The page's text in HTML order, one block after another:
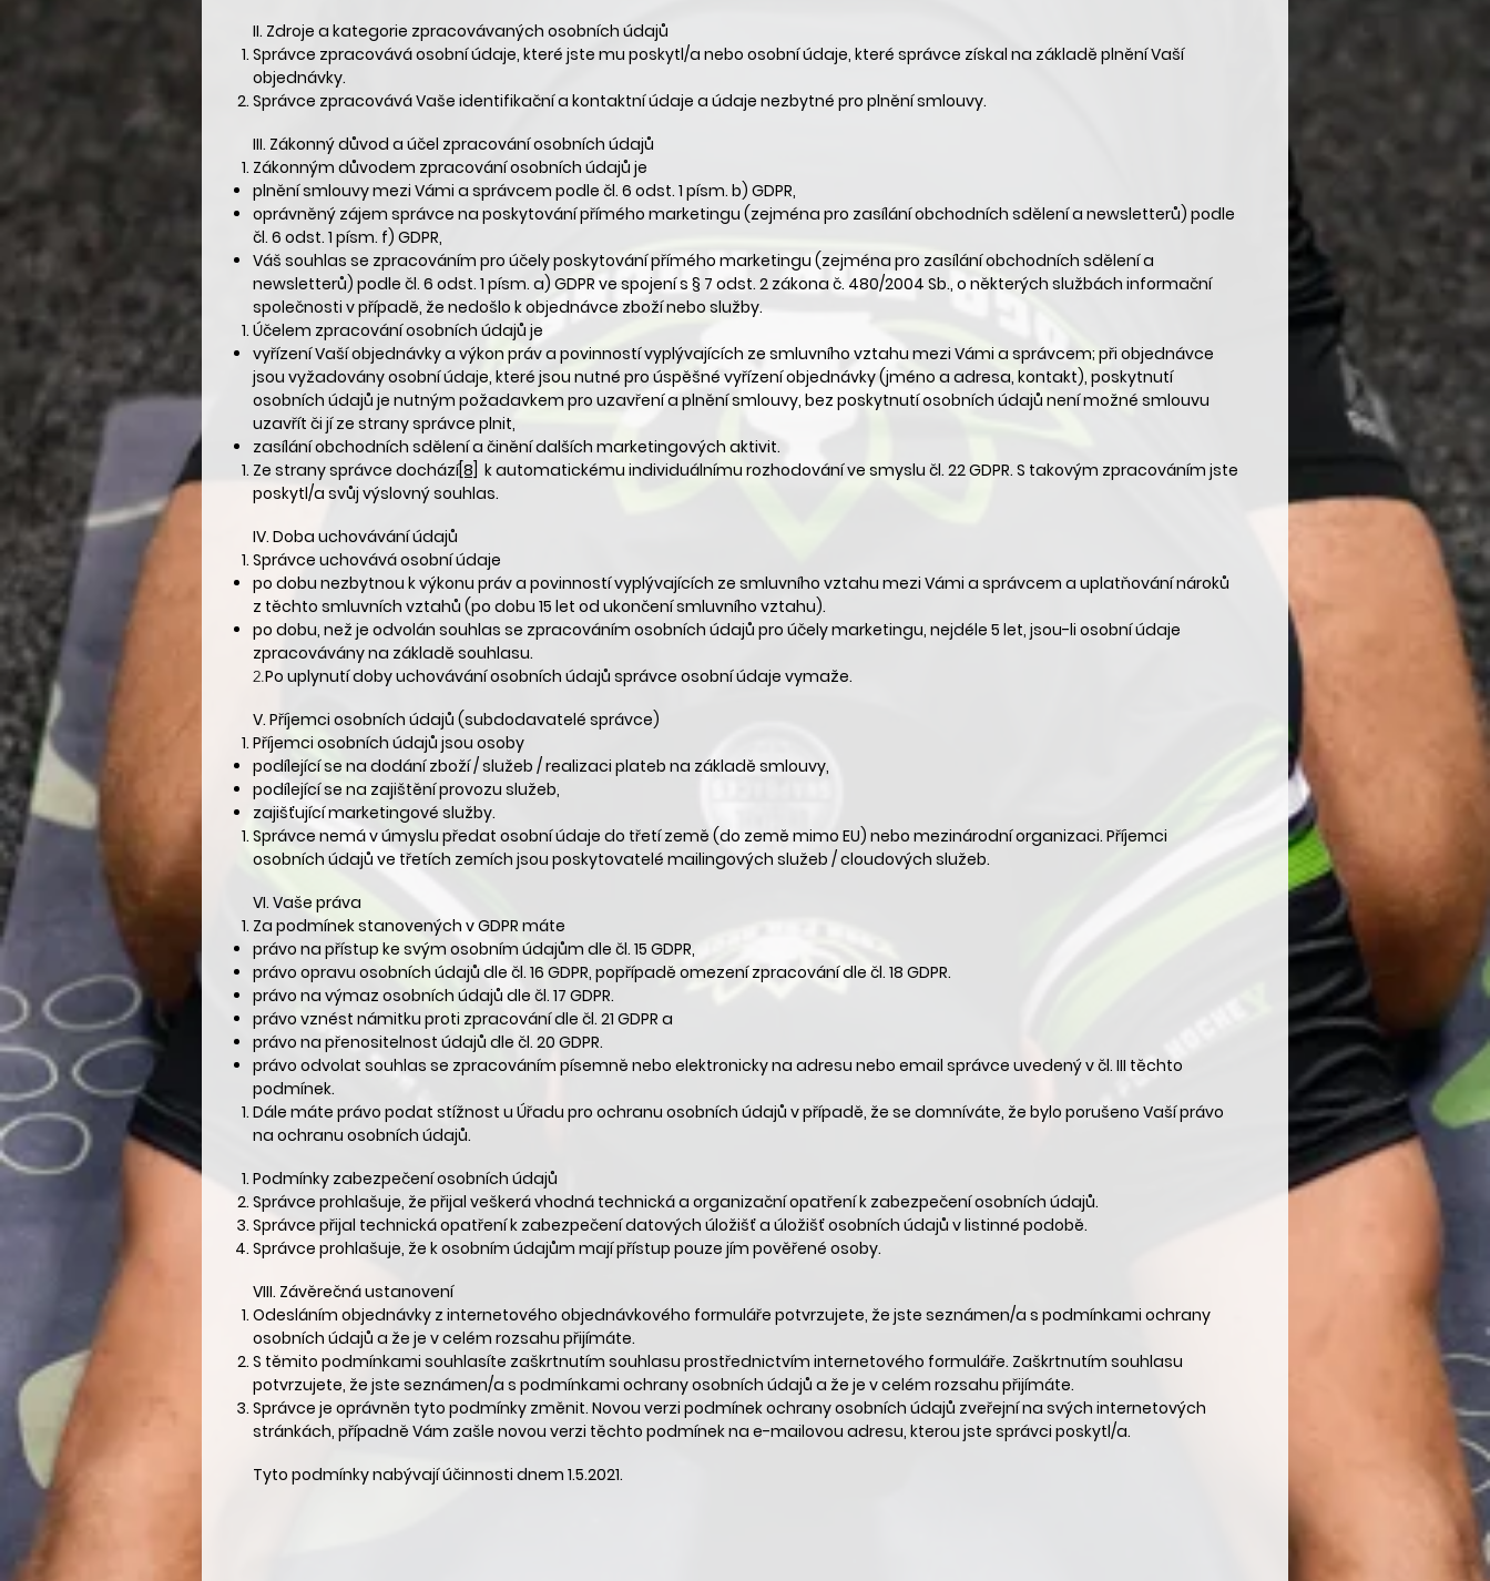
II. Zdroje a kategorie zpracovávaných osobních údajů
Správce zpracovává osobní údaje, které jste mu poskytl/a nebo osobní údaje, které správce získal na základě plnění Vaší
objednávky.
Správce zpracovává Vaše identifikační a kontaktní údaje a údaje nezbytné pro plnění smlouvy.
III. Zákonný důvod a účel zpracování osobních údajů
Zákonným důvodem zpracování osobních údajů je
plnění smlouvy mezi Vámi a správcem podle čl. 6 odst. 1 písm. b) GDPR,
oprávněný zájem správce na poskytování přímého marketingu (zejména pro zasílání obchodních sdělení a newsletterů) podle
čl. 6 odst. 1 písm. f) GDPR,
Váš souhlas se zpracováním pro účely poskytování přímého marketingu (zejména pro zasílání obchodních sdělení a
newsletterů) podle čl. 6 odst. 1 písm. a) GDPR ve spojení s § 7 odst. 2 zákona č. 480/2004 Sb., o některých službách informační
společnosti v případě, že nedošlo k objednávce zboží nebo služby.
Účelem zpracování osobních údajů je
vyřízení Vaší objednávky a výkon práv a povinností vyplývajících ze smluvního vztahu mezi Vámi a správcem; při objednávce
jsou vyžadovány osobní údaje, které jsou nutné pro úspěšné vyřízení objednávky (jméno a adresa, kontakt), poskytnutí
osobních údajů je nutným požadavkem pro uzavření a plnění smlouvy, bez poskytnutí osobních údajů není možné smlouvu
uzavřít či jí ze strany správce plnit,
zasílání obchodních sdělení a činění dalších marketingových aktivit.
Ze strany správce dochází[8] k automatickému individuálnímu rozhodování ve smyslu čl. 22 GDPR. S takovým zpracováním jste
poskytl/a svůj výslovný souhlas.
IV. Doba uchovávání údajů
Správce uchovává osobní údaje
po dobu nezbytnou k výkonu práv a povinností vyplývajících ze smluvního vztahu mezi Vámi a správcem a uplatňování nároků
z těchto smluvních vztahů (po dobu 15 let od ukončení smluvního vztahu).
po dobu, než je odvolán souhlas se zpracováním osobních údajů pro účely marketingu, nejdéle 5 let, jsou-li osobní údaje
zpracovávány na základě souhlasu.
2.Po uplynutí doby uchovávání osobních údajů správce osobní údaje vymaže.
V. Příjemci osobních údajů (subdodavatelé správce)
Příjemci osobních údajů jsou osoby
podílející se na dodání zboží / služeb / realizaci plateb na základě smlouvy,
podílející se na zajištění provozu služeb,
zajišťující marketingové služby.
Správce nemá v úmyslu předat osobní údaje do třetí země (do země mimo EU) nebo mezinárodní organizaci. Příjemci
osobních údajů ve třetích zemích jsou poskytovatelé mailingových služeb / cloudových služeb.
VI. Vaše práva
Za podmínek stanovených v GDPR máte
právo na přístup ke svým osobním údajům dle čl. 15 GDPR,
právo opravu osobních údajů dle čl. 16 GDPR, popřípadě omezení zpracování dle čl. 18 GDPR.
právo na výmaz osobních údajů dle čl. 17 GDPR.
právo vznést námitku proti zpracování dle čl. 21 GDPR a
právo na přenositelnost údajů dle čl. 20 GDPR.
právo odvolat souhlas se zpracováním písemně nebo elektronicky na adresu nebo email správce uvedený v čl. III těchto
podmínek.
Dále máte právo podat stížnost u Úřadu pro ochranu osobních údajů v případě, že se domníváte, že bylo porušeno Vaší právo
na ochranu osobních údajů.
Podmínky zabezpečení osobních údajů
Správce prohlašuje, že přijal veškerá vhodná technická a organizační opatření k zabezpečení osobních údajů.
Správce přijal technická opatření k zabezpečení datových úložišť a úložišť osobních údajů v listinné podobě.
Správce prohlašuje, že k osobním údajům mají přístup pouze jím pověřené osoby.
VIII. Závěrečná ustanovení
Odesláním objednávky z internetového objednávkového formuláře potvrzujete, že jste seznámen/a s podmínkami ochrany
osobních údajů a že je v celém rozsahu přijímáte.
S těmito podmínkami souhlasíte zaškrtnutím souhlasu prostřednictvím internetového formuláře. Zaškrtnutím souhlasu
potvrzujete, že jste seznámen/a s podmínkami ochrany osobních údajů a že je v celém rozsahu přijímáte.
Správce je oprávněn tyto podmínky změnit. Novou verzi podmínek ochrany osobních údajů zveřejní na svých internetových
stránkách, případně Vám zašle novou verzi těchto podmínek na e-mailovou adresu, kterou jste správci poskytl/a.
Tyto podmínky nabývají účinnosti dnem 1.5.2021.